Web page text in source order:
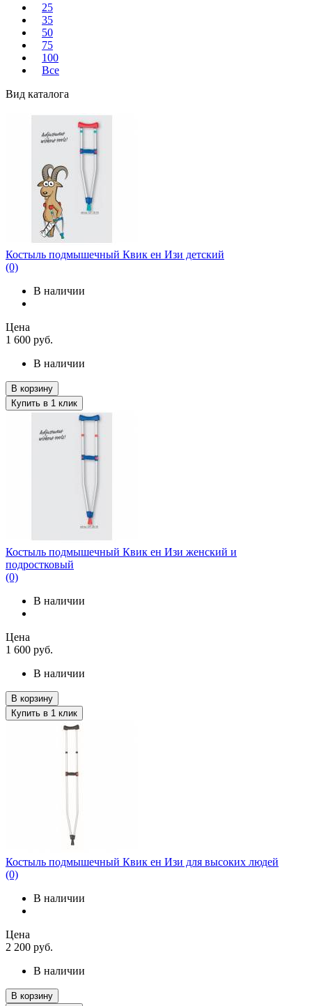
25
35
50
75
100
Все
Вид каталога
Костыль подмышечный Квик ен Изи детский
(0)
В наличии
Цена
1 600 руб.
В наличии
В корзину
Купить в 1 клик
Костыль подмышечный Квик ен Изи женский и
подростковый
(0)
В наличии
Цена
1 600 руб.
В наличии
В корзину
Купить в 1 клик
Костыль подмышечный Квик ен Изи для высоких людей
(0)
В наличии
Цена
2 200 руб.
В наличии
В корзину